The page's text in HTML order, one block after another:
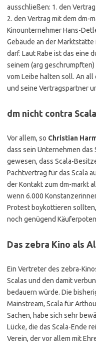
ausschließen: 1. den
2. den Vertrag mit dem dm-
Kinounternehmer Hans-
Gebäude an der Marktstätte
darf. Laut Rabe ist das eine
seinem (arg
vom Leibe halten soll. An
und seine Vertragspartner
dm nicht contra Scala
Vor allem, so Christian
dass sein Unternehmen das
gewesen, dass Scala-
Pachtvertrag für das Scala
der Kontakt zum dm-markt
wenn 6.000
Protest boykottieren
noch genügend
Das zebra Kino als
Ein Vertreter des zebra-
Scalas und den damit
bedauern würde. Die
Mainstream, Scala für
Sachen, habe sich sehr
Lücke, die das Scala-Ende
Verein, der vor allem mit